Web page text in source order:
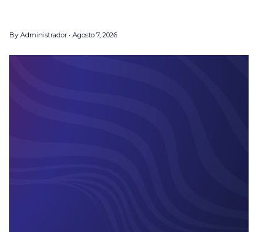
By Administrador Agosto 7, 2026